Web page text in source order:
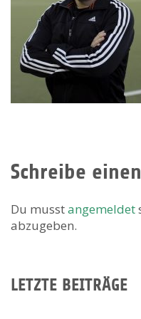
Schreibe
Du musstangemeldet
abzugeben.
LETZTE BEITRÄGE